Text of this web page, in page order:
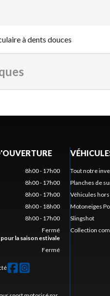
à dents douces
8h00 - 17h00
8h00 - 17h00
8h00 - 17h00
8h00 - 18h00
8h00 - 17h00
Fermé
la saison estivale
Fermé
Tout notre
Planches de
Véhicules
Motoneiges
Slingshot
Collection